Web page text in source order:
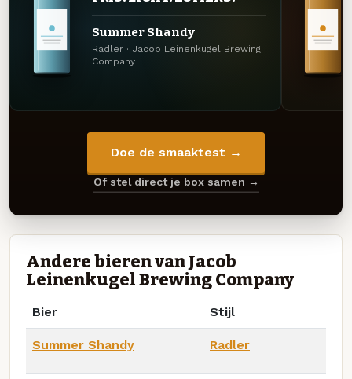
Summer Shandy
Radler · Jacob Leinenkugel Brewing
Company
Doe de smaaktest →
Of stel direct je box samen →
Andere bieren van Jacob
Leinenkugel Brewing Company
Bier Stijl
Summer Shandy Radler